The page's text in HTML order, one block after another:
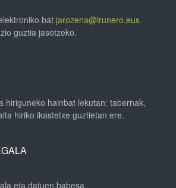
bat jarozena@irunero.eus
guztia jasotzeko.
hiriguneko hainbat lekutan; tabernak,
hiriko ikastetxe guztietan ere.
eta datuen babesa